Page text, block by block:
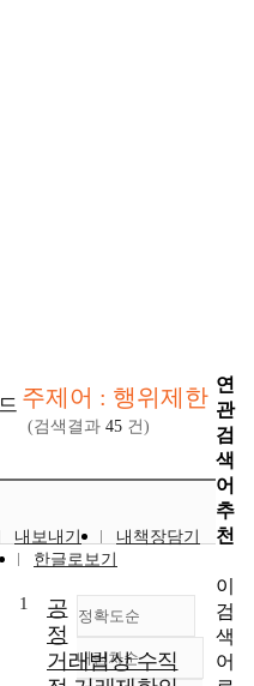
주제어 : 행위제한
(검색결과 45 건)
내보내기
내책장담기
한글로보기
정확도순
정확도
내림차순
1
공
정
거래법상 수직
연
관
검
색
어
추
천
이
검
색
어